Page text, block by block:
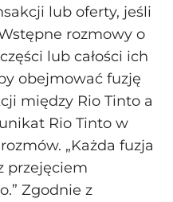
lub oferty, jeśli
rozmowy o
lub całości ich
obejmować fuzję
między Rio Tinto a
Rio Tinto w
„Każda fuzja
przejęciem
Zgodnie z